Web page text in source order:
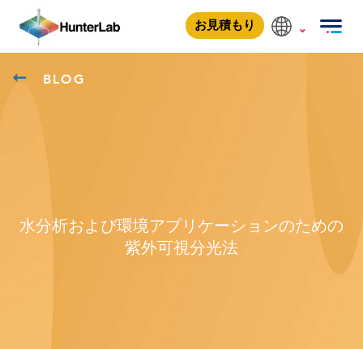
お見積もり
BLOG
水分析および環境アプリケーションのための
紫外可視分光法